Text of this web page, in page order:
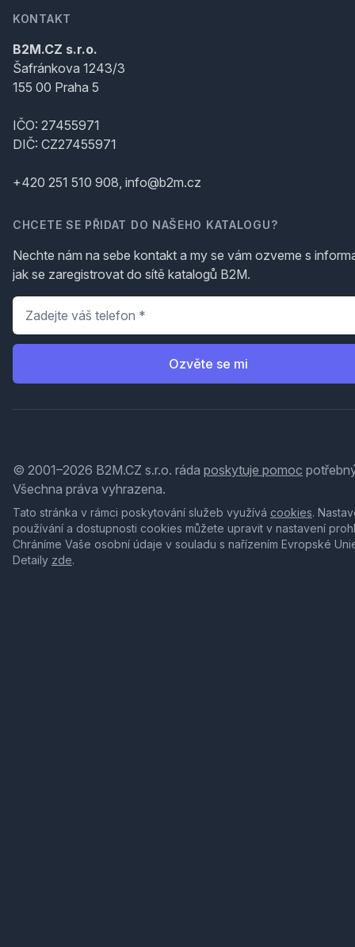
KONTAKT
B2M.CZ s.r.o.
Šafránkova 1243/3
155 00 Praha 5
IČO: 27455971
DIČ: CZ27455971
+420 251 510 908, info@b2m.cz
CHCETE SE PŘIDAT DO NAŠEHO KATALOGU?
Nechte nám na sebe kontakt a my se vám ozveme s
jak se zaregistrovat do sítě katalogů B2M.
Telefon
Ozvěte se mi
© 2001–2026 B2M.CZ s.r.o. ráda poskytuje pomoc
Všechna práva vyhrazena.
Tato stránka v rámci poskytování služeb využívá cookies.
používání a dostupnosti cookies můžete upravit v nastavení
Chráníme Vaše osobní údaje v souladu s nařízením Evropské
Detaily zde.